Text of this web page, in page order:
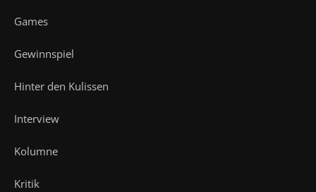
Games
Gewinnspiel
Hinter den Kulissen
Interview
Kolumne
Kritik